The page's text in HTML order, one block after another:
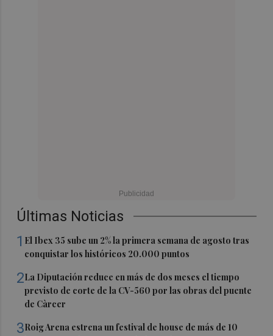
Últimas Noticias
1 El Ibex 35 sube un 2% la primera semana de agosto tras
conquistar los históricos 20.000 puntos
2La Diputación reduce en más de dos meses el tiempo
previsto de corte de la CV-560 por las obras del puente
de Càrcer
3Roig Arena estrena un festival de house de más de 10